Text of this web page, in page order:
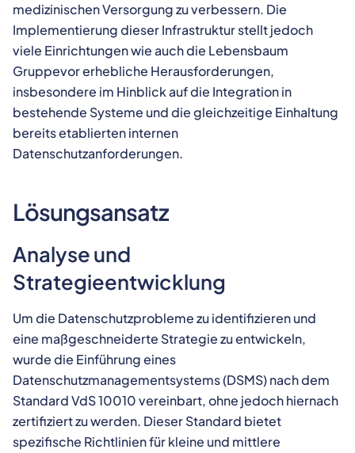
medizinischen Versorgung zu verbessern. Die
Implementierung dieser Infrastruktur stellt jedoch
viele Einrichtungen wie auch die Lebensbaum
Gruppevor erhebliche Herausforderungen,
insbesondere im Hinblick auf die Integration in
bestehende Systeme und die gleichzeitige Einhaltung
bereits etablierten internen
Datenschutzanforderungen.
Lösungsansatz
Analyse und
Strategieentwicklung
Um die Datenschutzprobleme zu identifizieren und
eine maßgeschneiderte Strategie zu entwickeln,
wurde die Einführung eines
Datenschutzmanagementsystems (DSMS) nach dem
Standard VdS 10010 vereinbart, ohne jedoch hiernach
zertifiziert zu werden. Dieser Standard bietet
spezifische Richtlinien für kleine und mittlere